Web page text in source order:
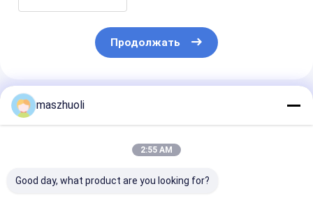
Продолжать
Порекомендованные Продукты
maszhuoli
2:55 AM
Good day, what product are you looking for?